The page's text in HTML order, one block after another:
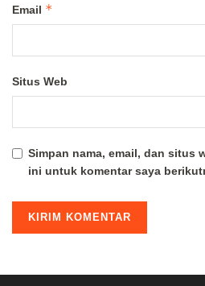
Email *
Situs Web
Simpan nama, email, dan situs
ini untuk komentar saya